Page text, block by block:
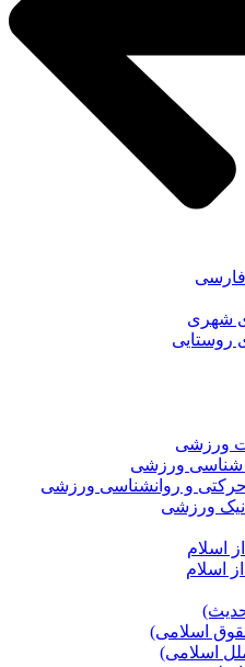
فارسی
شهری
روستایی
ورزشی
شناسی ورزشی
و روانشناسی ورزشی
ورزشی
اسلام
اسلام
اسلامی)
اسلامی)